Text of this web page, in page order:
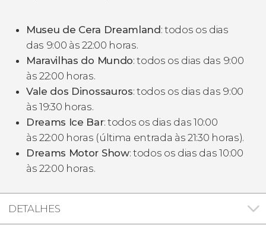
Museu de Cera Dreamland: todos os dias
das 9:00 às 22:00 horas.
Maravilhas do Mundo: todos os dias das 9:00
às 22:00 horas.
Vale dos Dinossauros: todos os dias das 9:00
às 19:30 horas.
Dreams Ice Bar: todos os dias das 10:00
às 22:00 horas (última entrada às 21:30 horas).
Dreams Motor Show: todos os dias das 10:00
às 22:00 horas.
DETALHES